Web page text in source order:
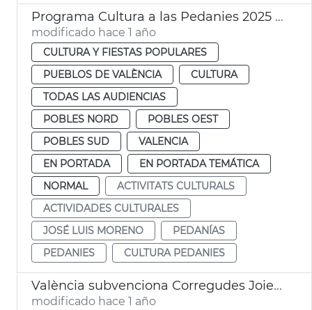
Programa Cultura a las Pedanies 2025 València
modificado hace 1 año
CULTURA Y FIESTAS POPULARES
PUEBLOS DE VALÈNCIA
CULTURA
TODAS LAS AUDIENCIAS
POBLES NORD
POBLES OEST
POBLES SUD
VALENCIA
EN PORTADA
EN PORTADA TEMÁTICA
NORMAL
ACTIVITATS CULTURALS
ACTIVIDADES CULTURALES
JOSÉ LUIS MORENO
PEDANÍAS
PEDANIES
CULTURA PEDANIES
València subvenciona Corregudes Joies de Pinedo
modificado hace 1 año